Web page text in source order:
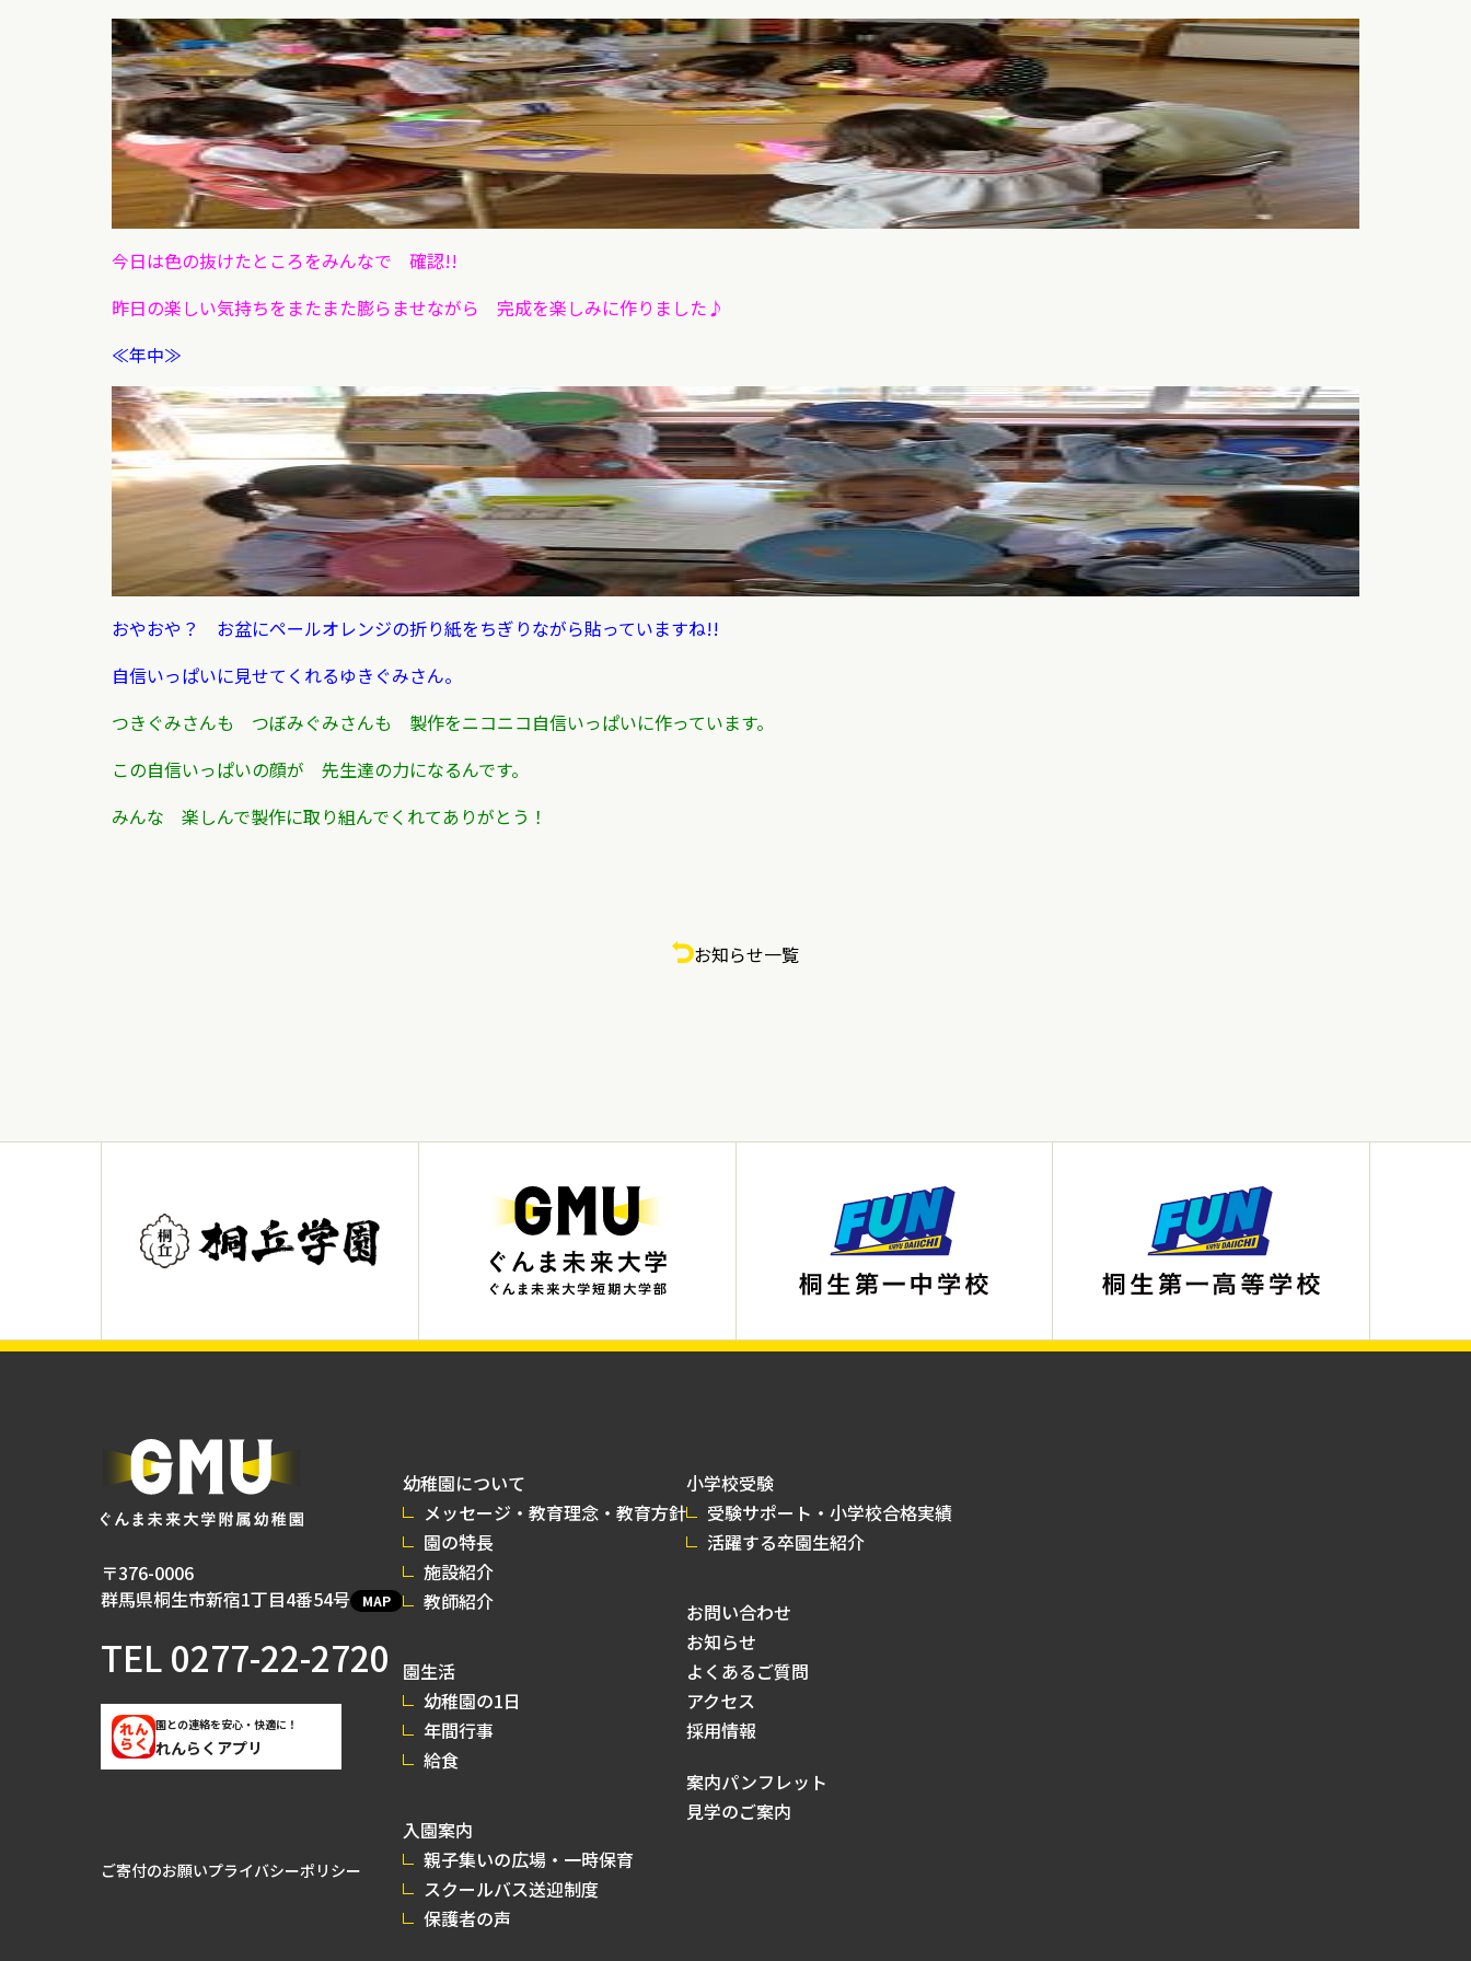
今日は色の抜けたところをみんなで 確認!!
昨日の楽しい気持ちをまたまた膨らませながら 完成を楽しみに作りました♪
≪年中≫
おやおや？ お盆にペールオレンジの折り紙をちぎりながら貼っていますね!!
自信いっぱいに見せてくれるゆきぐみさん。
つきぐみさんも つぼみぐみさんも 製作をニコニコ自信いっぱいに作っています。
この自信いっぱいの顔が 先生達の力になるんです。
みんな 楽しんで製作に取り組んでくれてありがとう！
お知らせ一覧
〒376-0006
群馬県桐生市新宿1丁目4番54号
MAP
TEL0277-22-2720
園との連絡を安心・快適に！
れんらくアプリ
ご寄付のお願いプライバシーポリシー
幼稚園について
メッセージ・教育理念・教育方針
園の特長
施設紹介
教師紹介
園生活
幼稚園の1日
年間行事
給食
入園案内
親子集いの広場・一時保育
スクールバス送迎制度
保護者の声
小学校受験
受験サポート・小学校合格実績
活躍する卒園生紹介
お問い合わせ
お知らせ
よくあるご質問
アクセス
採用情報
案内パンフレット
見学のご案内